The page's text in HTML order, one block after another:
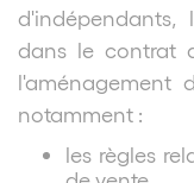
dans le contrat
l'aménagement
notamment :
les règles